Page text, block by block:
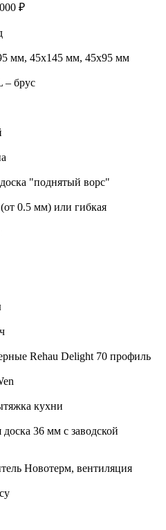
₽
мм, 45х145 мм, 45х95 мм
– брус
"поднятый ворс"
0.5 мм) или гибкая
Rehau Delight 70 профиль
кухни
36 мм с заводской
Новотерм, вентиляция